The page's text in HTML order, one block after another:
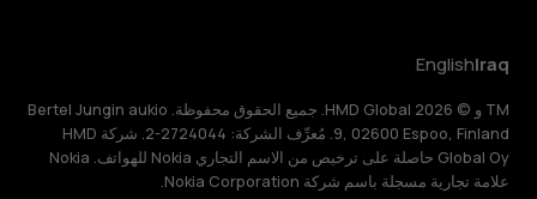
Iraq
English
TM و © 2026 HMD Global. جميع الحقوق محفوظة. Bertel Jungin aukio
9, 02600 Espoo, Finland. مُعرِّف الشركة: 2724044-2. شركة HMD
Global Oy حاصلة على ترخيص من الاسم التجاري Nokia للهواتف. Nokia
علامة تجارية مسجلة باسم شركة Nokia Corporation.